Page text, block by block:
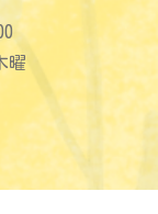
曜